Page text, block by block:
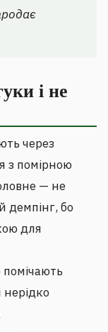
і не
через
з помірною
— не
демпінг, бо
для